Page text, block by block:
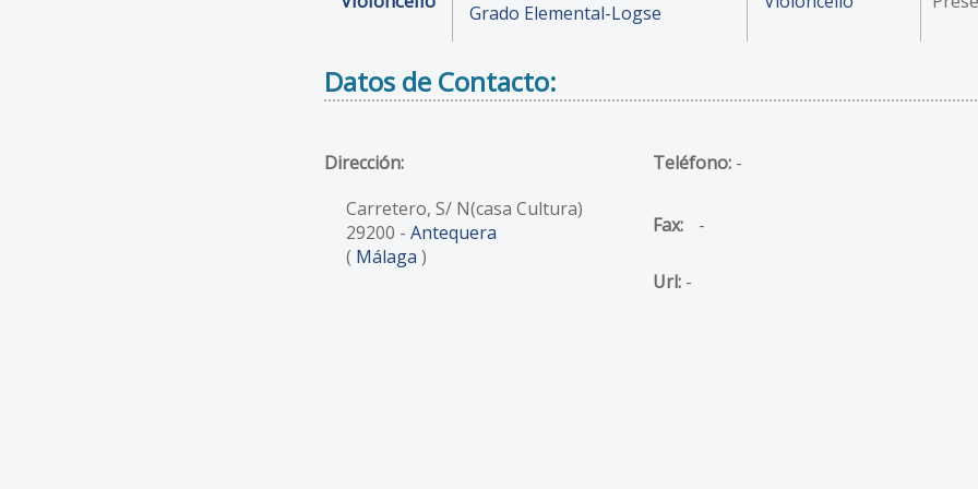
Grado Elemental-Logse
Datos de Contacto:
Dirección:
Carretero, S/ N(casa Cultura)
29200 - Antequera
( Málaga )
Teléfono: -
Fax: -
Url: -